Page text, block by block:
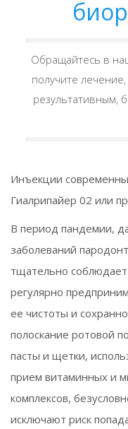
Обращайтесь в
получите
результативным,
Инъекции
Гиалрипайер 02 или
В период пандемии,
заболеваний
тщательно
регулярно
ее чистоты и
полоскание ротовой
пасты и щетки,
прием витаминных и
комплексов,
исключают риск